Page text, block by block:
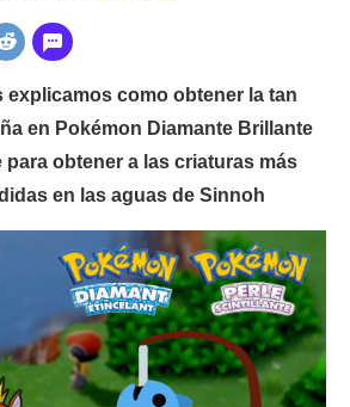
explicamos como obtener la tan
en Pokémon Diamante Brillante
para obtener a las criaturas más
en las aguas de Sinnoh